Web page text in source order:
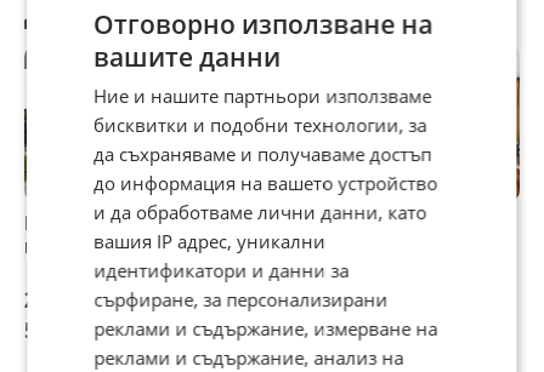
Другите търсят също
Продава 3-СТАЕН,
гр. София, Център
259 000 €
506 559,97 лв
Продава 3-СТАЕН,
гр. София, Център
285 000 €
557 411,55 лв
Продава 3-СТАЕН,
257 990 €
504 584,58 лв
Отговорно използване на
вашите данни
Ние и нашите партньори използваме
бисквитки и подобни технологии, за
да съхраняваме и получаваме достъп
до информация на вашето устройство
и да обработваме лични данни, като
вашия IP адрес, уникални
идентификатори и данни за
сърфиране, за персонализирани
реклами и съдържание, измерване на
реклами и съдържание, анализ на